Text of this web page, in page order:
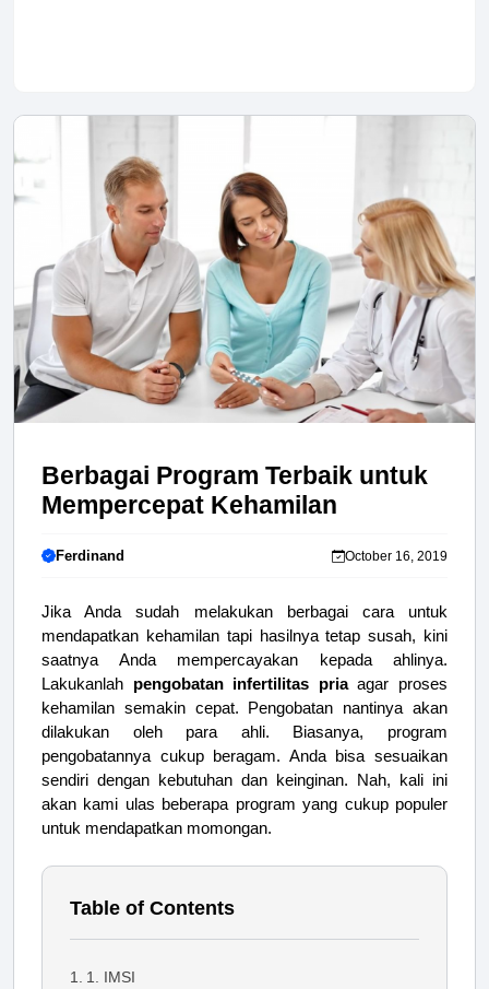
Berbagai Program Terbaik untuk
Mempercepat Kehamilan
Ferdinand October 16, 2019
Jika Anda sudah melakukan berbagai cara untuk
mendapatkan kehamilan tapi hasilnya tetap susah, kini
saatnya Anda mempercayakan kepada ahlinya.
Lakukanlah pengobatan infertilitas priaagar proses
kehamilan semakin cepat. Pengobatan nantinya akan
dilakukan oleh para ahli. Biasanya, program
pengobatannya cukup beragam. Anda bisa sesuaikan
sendiri dengan kebutuhan dan keinginan. Nah, kali ini
akan kami ulas beberapa program yang cukup populer
untuk mendapatkan momongan.
Table of Contents
1. IMSI